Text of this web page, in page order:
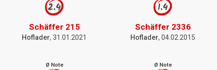
2.4
Schäffer 215
Hoflader, 31.01.2021
1.4
Schäffer 2336
Hoflader, 04.02.2015
Ø Note Ø Note